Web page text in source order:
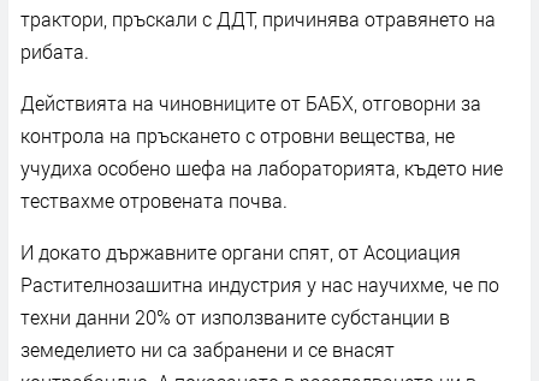
трактори, пръскали с ДДТ, причинява отравянето на
рибата.
Действията на чиновниците от БАБХ, отговорни за
контрола на пръскането с отровни вещества, не
учудиха особено шефа на лабораторията, където ние
тествахме отровената почва.
И докато държавните органи спят, от Асоциация
Растителнозашитна индустрия у нас научихме, че по
техни данни 20% от използваните субстанции в
земеделието ни са забранени и се внасят